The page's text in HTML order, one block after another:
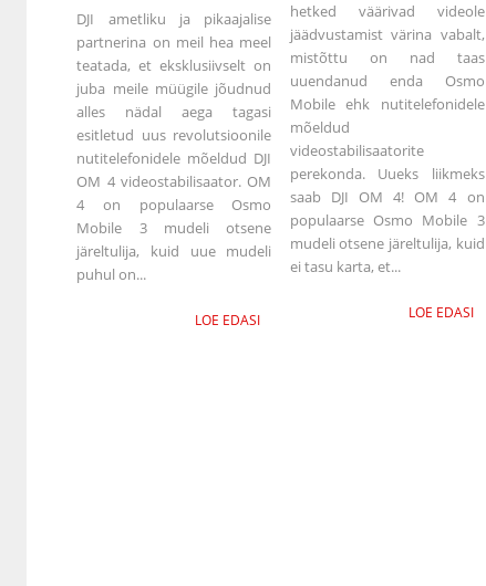
DJI ametliku ja pikaajalise
partnerina on meil hea meel
teatada, et eksklusiivselt on
juba meile müügile jõudnud
alles nädal aega tagasi
esitletud uus revolutsioonile
nutitelefonidele mõeldud DJI
OM 4 videostabilisaator. OM
4 on populaarse Osmo
Mobile 3 mudeli otsene
järeltulija, kuid uue mudeli
puhul on...
LOE EDASI
hetked väärivad videole
jäädvustamist värina vabalt,
mistõttu on nad taas
uuendanud enda Osmo
Mobile ehk nutitelefonidele
mõeldud
videostabilisaatorite
perekonda. Uueks liikmeks
saab DJI OM 4! OM 4 on
populaarse Osmo Mobile 3
mudeli otsene järeltulija, kuid
ei tasu karta, et...
LOE EDASI